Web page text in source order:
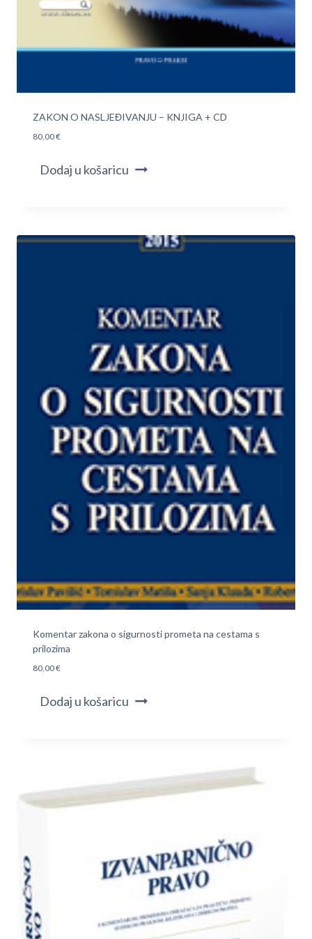
ZAKON O NASLJEĐIVANJU – KNJIGA + CD
80,00€
Dodaj u košaricu
Komentar zakona o sigurnosti prometa na cestama s
prilozima
80,00€
Dodaj u košaricu